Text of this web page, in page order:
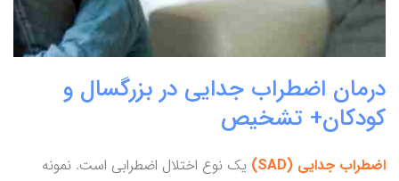
درمان اضطراب جدایی در بزرگسال و
کودکان+ تشخیص
اضطراب جدایی (SAD)
یک نوع اختلال اضطرابی است. نمونه